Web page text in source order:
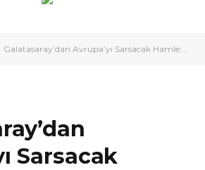
Galatasaray’dan Avrupa’yı Sarsacak Hamle: Bernardo Silva İçin Resmi Girişim Başladı!
Sarsacak